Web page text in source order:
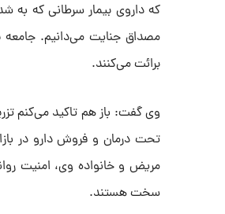
که داروی بیمار سرطانی که به
مصداق جنایت می‌دانیم. جامعه
برائت می‌کنند.
وی گفت: باز هم تاکید می‌کنم
تحت درمان و فروش دارو در
مریض و خانواده وی، امنیت
سخت هستند.